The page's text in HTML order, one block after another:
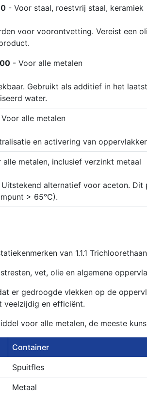
- Voor staal, roestvrij staal, keramiek
voor voorontvetting. Vereist een
- Voor alle metalen
Gebruikt als additief in het
water.
alle metalen
en activering van
alle metalen, inclusief verzinkt metaal
Uitstekend alternatief voor aceton.
> 65°C).
van 1.1.1
vet, olie en algemene
er gedroogde vlekken op de
veelzijdig en efficiënt.
voor alle metalen, de meeste
Container
Spuitfles
Metaal